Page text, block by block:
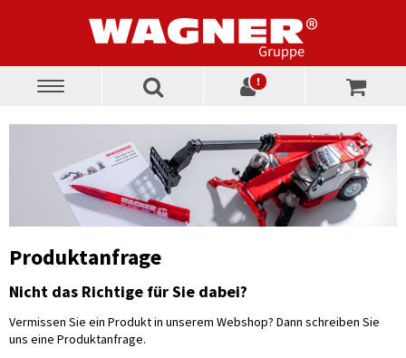
Toggle
!
Produktanfrage
Nicht das Richtige für Sie dabei?
Vermissen Sie ein Produkt in unserem Webshop? Dann schreiben Sie
uns eine Produktanfrage.